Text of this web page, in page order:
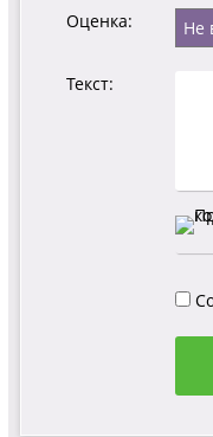
Оценка:
Текст: